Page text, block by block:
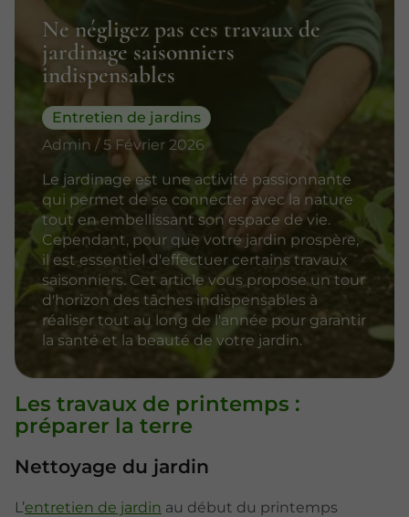
Ne négligez pas ces travaux de
jardinage saisonniers
indispensables
Entretien de jardins
Admin / 5 Février 2026
Le jardinage est une activité passionnante
qui permet de se connecter avec la nature
tout en embellissant son espace de vie.
Cependant, pour que votre jardin prospère,
il est essentiel d'effectuer certains travaux
saisonniers. Cet article vous propose un tour
d'horizon des tâches indispensables à
réaliser tout au long de l'année pour garantir
la santé et la beauté de votre jardin.
Les travaux de printemps :
préparer la terre
Nettoyage du jardin
L’entretien de jardin au début du printemps